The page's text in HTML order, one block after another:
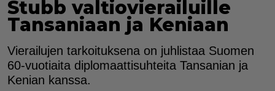
Stubb valtiovierailuille
Tansaniaan ja Keniaan
Vierailujen tarkoituksena on juhlistaa Suomen
60-vuotiaita diplomaattisuhteita Tansanian ja
Kenian kanssa.